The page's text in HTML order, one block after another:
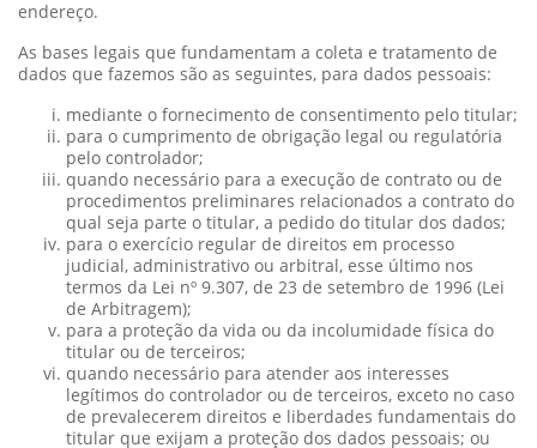
endereço.
As bases legais que fundamentam a coleta e tratamento de
dados que fazemos são as seguintes, para dados pessoais:
mediante o fornecimento de consentimento pelo titular;
para o cumprimento de obrigação legal ou regulatória
pelo controlador;
quando necessário para a execução de contrato ou de
procedimentos preliminares relacionados a contrato do
qual seja parte o titular, a pedido do titular dos dados;
para o exercício regular de direitos em processo
judicial, administrativo ou arbitral, esse último nos
termos da Lei nº 9.307, de 23 de setembro de 1996 (Lei
de Arbitragem);
para a proteção da vida ou da incolumidade física do
titular ou de terceiros;
quando necessário para atender aos interesses
legítimos do controlador ou de terceiros, exceto no caso
de prevalecerem direitos e liberdades fundamentais do
titular que exijam a proteção dos dados pessoais; ou